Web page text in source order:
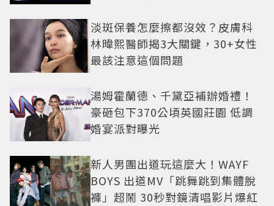
淡斑保養怎麼擦都沒效？皮膚科
林暐熙醫師揭3大關鍵，30+女性
最該注意這個問題
湯姆霍蘭德、千黛亞補辦婚禮！
豪砸包下370公頃英國莊園 低調
婚宴派對曝光
新人男團出道玩這麼大！WAYF
BOYS 出道MV「跳舞跳到集體脫
褲」超鬧 30秒對鏡清唱影片爆紅